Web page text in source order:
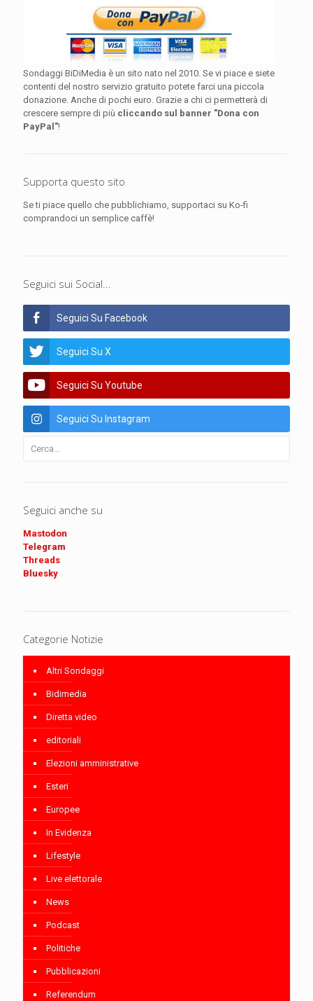
Sondaggi BiDiMedia è un sito nato nel 2010. Se vi piace e siete
contenti del nostro servizio gratuito potete farci una piccola
donazione. Anche di pochi euro. Grazie a chi ci permetterà di
crescere sempre di più cliccando sul banner "Dona con
PayPal"!
Supporta questo sito
Se ti piace quello che pubblichiamo, supportaci su Ko-fi
comprandoci un semplice caffè!
Seguici sui Social...
Seguici Su Facebook
Seguici Su X
Seguici Su Youtube
Seguici Su Instagram
Seguici anche su
Mastodon
Telegram
Threads
Bluesky
Categorie Notizie
Altri Sondaggi
Bidimedia
Diretta video
editoriali
Elezioni amministrative
Esteri
Europee
In Evidenza
Lifestyle
Live elettorale
News
Podcast
Politiche
Pubblicazioni
Referendum